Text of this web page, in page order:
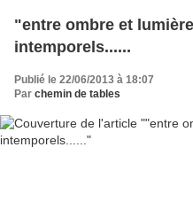
"entre ombre et
intemporels......
Publié le 22/06/2013 à 18:07
Par chemin de tables